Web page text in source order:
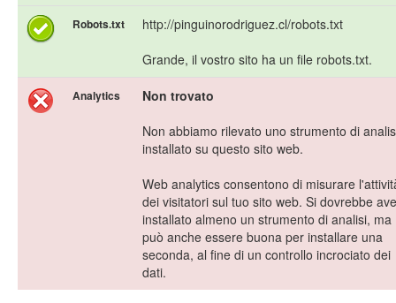
Robots.txt
http://pinguinorodriguez.cl/robots.txt
Grande, il vostro sito ha un file robots.txt.
Analytics
Non trovato
Non abbiamo rilevato uno strumento di
installato su questo sito web.
Web analytics consentono di misurare
dei visitatori sul tuo sito web. Si dovrebbe
installato almeno un strumento di analisi, ma
può anche essere buona per installare una
seconda, al fine di un controllo incrociato dei
dati.